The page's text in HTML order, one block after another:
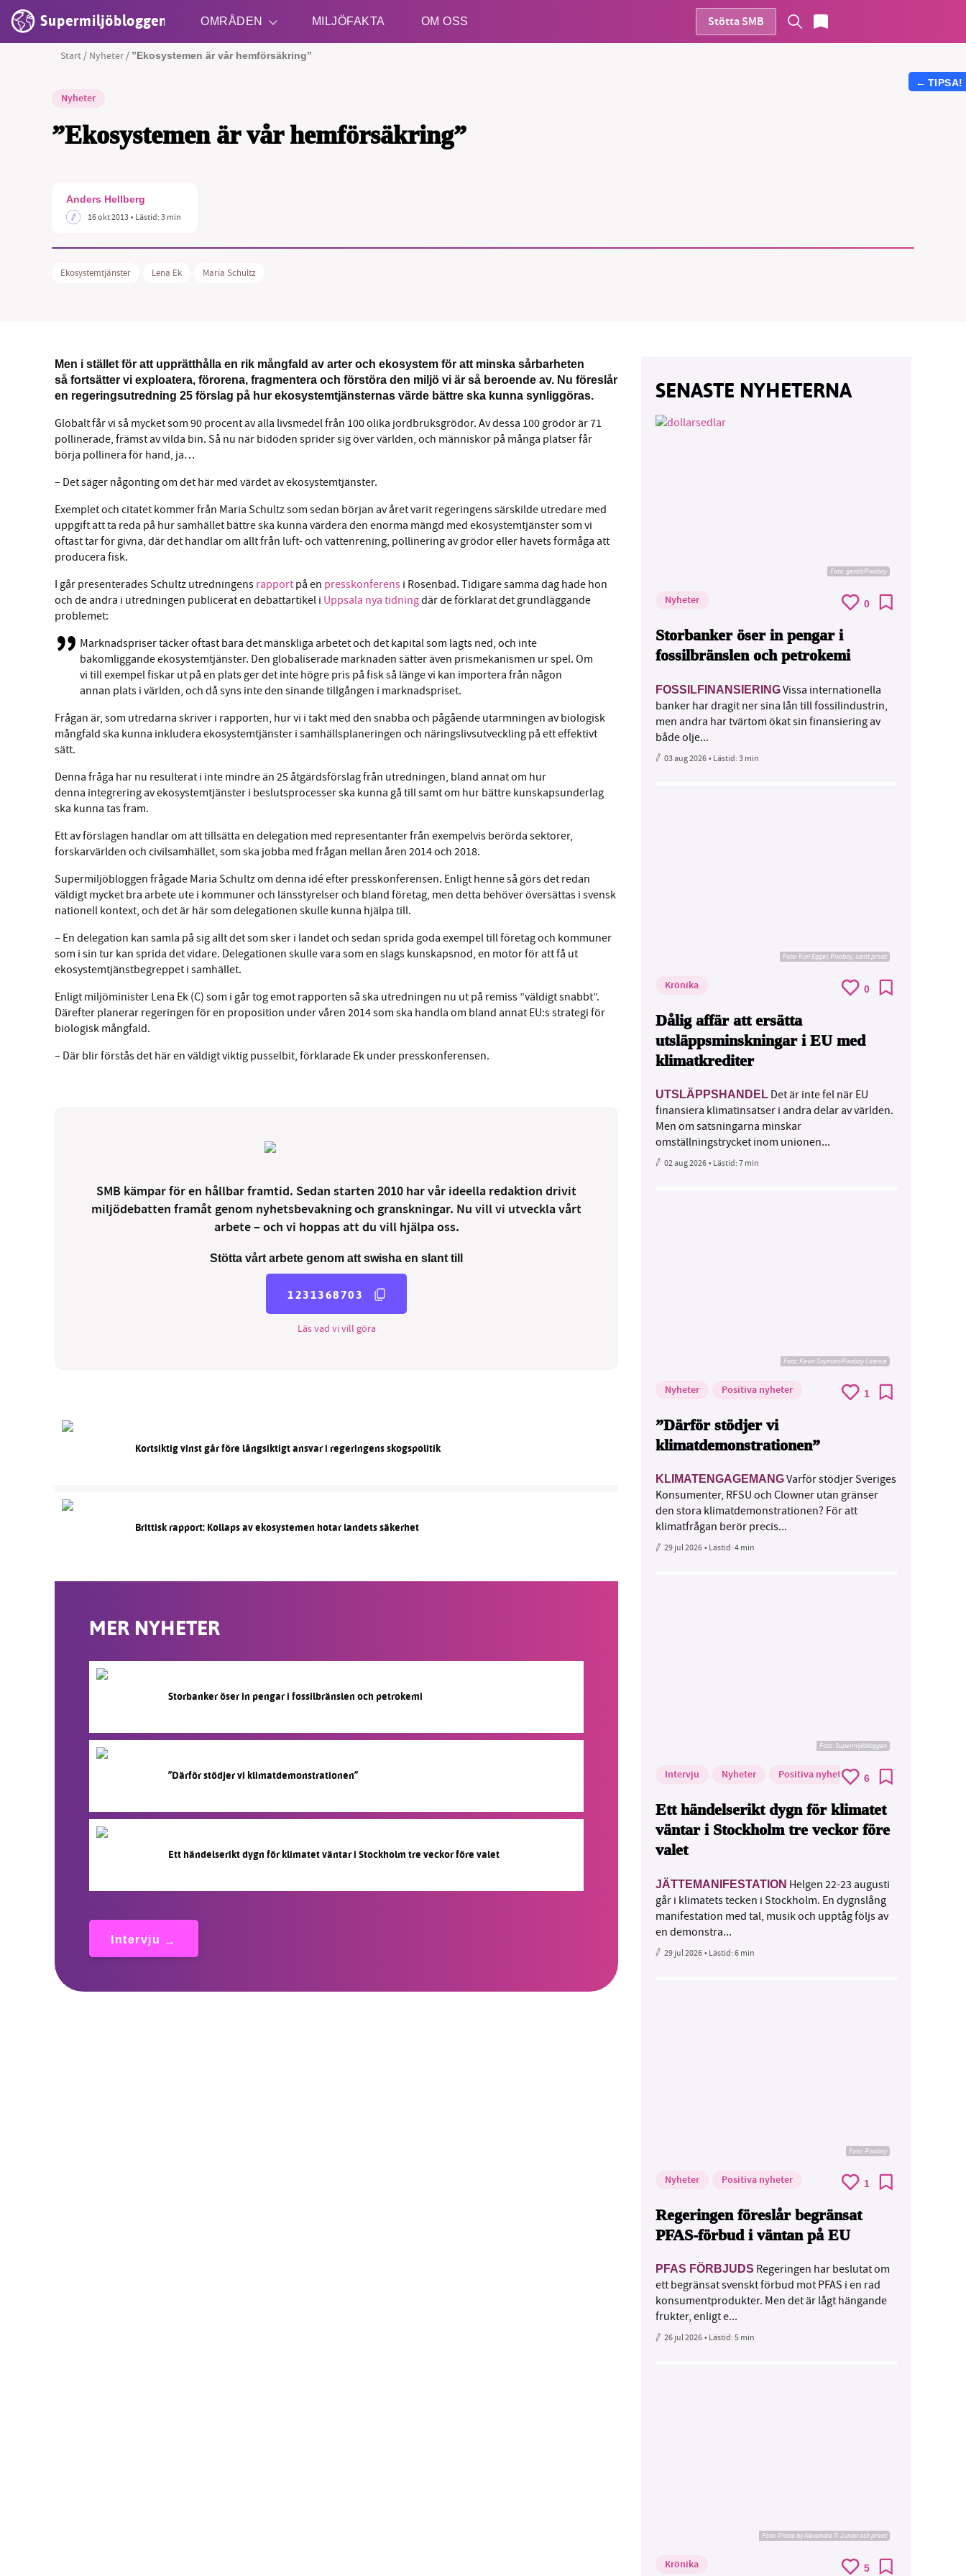
Supermiljöbloggen OMRÅDEN MILJÖFAKTA OM OSS Stötta SMB
Start / Nyheter / ”Ekosystemen är vår hemförsäkring”
Nyheter
”Ekosystemen är vår hemförsäkring”
Anders Hellberg
16 okt 2013• Lästid:3 min
Ekosystemtjänster Lena Ek Maria Schultz
Men i stället för att upprätthålla en rik mångfald av arter och ekosystem för att minska sårbarheten
så fortsätter vi exploatera, förorena, fragmentera och förstöra den miljö vi är så beroende av. Nu föreslår
en regeringsutredning 25 förslag på hur ekosystemtjänsternas värde bättre ska kunna synliggöras.
Globalt får vi så mycket som 90 procent av alla livsmedel från 100 olika jordbruksgrödor. Av dessa 100 grödor är 71
pollinerade, främst av vilda bin. Så nu när bidöden sprider sig över världen, och människor på många platser får
börja pollinera för hand, ja…
– Det säger någonting om det här med värdet av ekosystemtjänster.
Exemplet och citatet kommer från Maria Schultz som sedan början av året varit regeringens särskilde utredare med
uppgift att ta reda på hur samhället bättre ska kunna värdera den enorma mängd med ekosystemtjänster som vi
oftast tar för givna, där det handlar om allt från luft- och vattenrening, pollinering av grödor eller havets förmåga att
producera fisk.
I går presenterades Schultz utredningens rapport på en presskonferens i Rosenbad. Tidigare samma dag hade hon
och de andra i utredningen publicerat en debattartikel i Uppsala nya tidningdär de förklarat det grundläggande
problemet:
Marknadspriser täcker oftast bara det mänskliga arbetet och det kapital som lagts ned, och inte
bakomliggande ekosystemtjänster. Den globaliserade marknaden sätter även prismekanismen ur spel. Om
vi till exempel fiskar ut på en plats ger det inte högre pris på fisk så länge vi kan importera från någon
annan plats i världen, och då syns inte den sinande tillgången i marknadspriset.
Frågan är, som utredarna skriver i rapporten, hur vi i takt med den snabba och pågående utarmningen av biologisk
mångfald ska kunna inkludera ekosystemtjänster i samhällsplaneringen och näringslivsutveckling på ett effektivt
sätt.
Denna fråga har nu resulterat i inte mindre än 25 åtgärdsförslag från utredningen, bland annat om hur
denna integrering av ekosystemtjänster i beslutsprocesser ska kunna gå till samt om hur bättre kunskapsunderlag
ska kunna tas fram.
Ett av förslagen handlar om att tillsätta en delegation med representanter från exempelvis berörda sektorer,
forskarvärlden och civilsamhället, som ska jobba med frågan mellan åren 2014 och 2018.
Supermiljöbloggen frågade Maria Schultz om denna idé efter presskonferensen. Enligt henne så görs det redan
väldigt mycket bra arbete ute i kommuner och länsstyrelser och bland företag, men detta behöver översättas i svensk
nationell kontext, och det är här som delegationen skulle kunna hjälpa till.
– En delegation kan samla på sig allt det som sker i landet och sedan sprida goda exempel till företag och kommuner
som i sin tur kan sprida det vidare. Delegationen skulle vara som en slags kunskapsnod, en motor för att få ut
ekosystemtjänstbegreppet i samhället.
Enligt miljöminister Lena Ek (C) som i går tog emot rapporten så ska utredningen nu ut på remiss ”väldigt snabbt”.
Därefter planerar regeringen för en proposition under våren 2014 som ska handla om bland annat EU:s strategi för
biologisk mångfald.
– Där blir förstås det här en väldigt viktig pusselbit, förklarade Ek under presskonferensen.
SMB kämpar för en hållbar framtid. Sedan starten 2010 har vår ideella redaktion drivit
miljödebatten framåt genom nyhetsbevakning och granskningar. Nu vill vi utveckla vårt
arbete – och vi hoppas att du vill hjälpa oss.
Stötta vårt arbete genom att swisha en slant till
1231368703
Läs vad vi vill göra
Kortsiktig vinst går före långsiktigt ansvar i regeringens skogspolitik
Brittisk rapport: Kollaps av ekosystemen hotar landets säkerhet
MER NYHETER
Storbanker öser in pengar i fossilbränslen och petrokemi
”Därför stödjer vi klimatdemonstrationen”
Ett händelserikt dygn för klimatet väntar i Stockholm tre veckor före valet
Intervju
SENASTE NYHETERNA
Foto:geralt/Pixabay
Nyheter 0
Storbanker öser in pengar i
fossilbränslen och petrokemi
FOSSILFINANSIERINGVissa internationella
banker har dragit ner sina lån till fossilindustrin,
men andra har tvärtom ökat sin finansiering av
både olje...
03 aug 2026• Lästid:3 min
Foto: Karl Egger, Pixabay, samt privat
Krönika 0
Dålig affär att ersätta
utsläppsminskningar i EU med
klimatkrediter
UTSLÄPPSHANDEL Det är inte fel när EU
finansiera klimatinsatser i andra delar av världen.
Men om satsningarna minskar
omställningstrycket inom unionen...
02 aug 2026• Lästid:7 min
Foto:Kevin Snyman/Pixabay Licence
Nyheter Positiva nyheter 1
”Därför stödjer vi
klimatdemonstrationen”
KLIMATENGAGEMANGVarför stödjer Sveriges
Konsumenter, RFSU och Clowner utan gränser
den stora klimatdemonstrationen? För att
klimatfrågan berör precis...
29 jul 2026• Lästid:4 min
Foto: Supermijöbloggen
Intervju Nyheter Positiva nyheter 6
Ett händelserikt dygn för klimatet
väntar i Stockholm tre veckor före
valet
JÄTTEMANIFESTATION Helgen 22-23 augusti
går i klimatets tecken i Stockholm. En dygnslång
manifestation med tal, musik och upptåg följs av
en demonstra...
29 jul 2026• Lästid:6 min
Foto:Pixabay
Nyheter Positiva nyheter 1
Regeringen föreslår begränsat
PFAS-förbud i väntan på EU
PFAS FÖRBJUDS Regeringen har beslutat om
ett begränsat svenskt förbud mot PFAS i en rad
konsumentprodukter. Men det är lågt hängande
frukter, enligt e...
26 jul 2026• Lästid:5 min
Foto:Photo by Alexandre P. Junior och privat
Krönika 5
← TIPSA!
nyhetsbevakning och granskningar. Nu vill vi utveckla vårt arbete –
Läs vad vi vill göra